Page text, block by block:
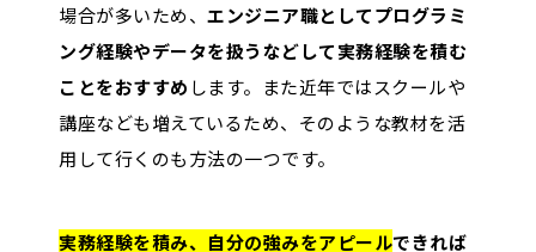
場合が多いため、 エンジニア職としてプログラミ
ング経験やデータを扱うなどして実務経験を積む
ことをおすすめ します。また近年ではスクールや
講座なども増えているため、そのような教材を活
用して行くのも方法の一つです。
実務経験を積み、自分の強みをアピールできれば